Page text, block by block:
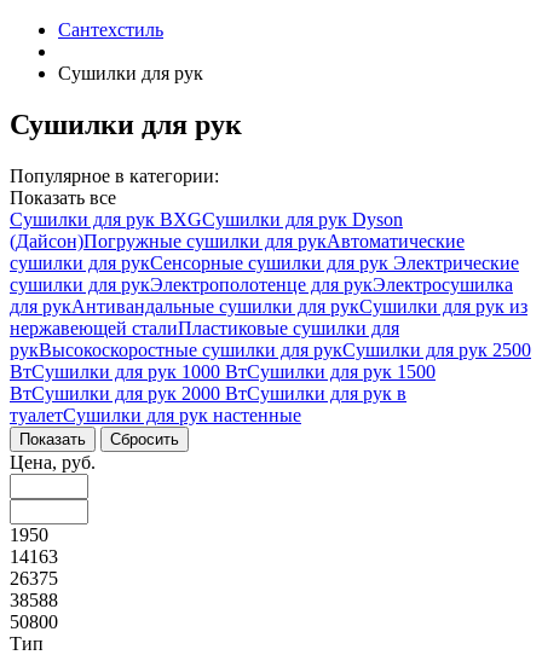
Сантехстиль
Сушилки для рук
Сушилки для рук
Популярное в категории:
Показать все
Сушилки для рук BXGСушилки для рук Dyson
(Дайсон)Погружные сушилки для рукАвтоматические
сушилки для рукСенсорные сушилки для рук Электрические
сушилки для рукЭлектрополотенце для рукЭлектросушилка
для рукАнтивандальные сушилки для рукСушилки для рук из
нержавеющей сталиПластиковые сушилки для
рукВысокоскоростные сушилки для рукСушилки для рук 2500
ВтСушилки для рук 1000 ВтСушилки для рук 1500
ВтСушилки для рук 2000 ВтСушилки для рук в
туалетСушилки для рук настенные
Цена, руб.
1950
14163
26375
38588
50800
Тип